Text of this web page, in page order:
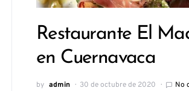
Restaurante El
en Cuernavaca
by admin 30 de octubre de 2020 No